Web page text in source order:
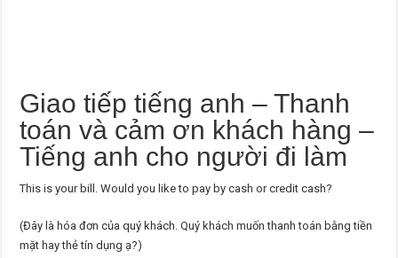
Giao tiếp tiếng anh – Thanh
toán và cảm ơn khách hàng –
Tiếng anh cho người đi làm
This is your bill. Would you like to pay by cash or credit cash?
(Đây là hóa đơn của quý khách. Quý khách muốn thanh toán bằng tiền
mặt hay thẻ tín dụng ạ?)